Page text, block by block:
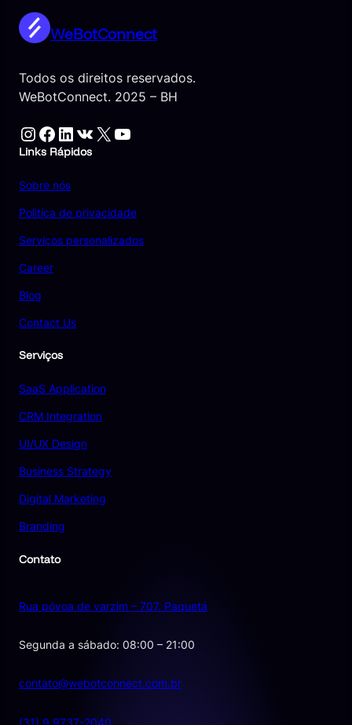
WeBotConnect
Todos os direitos reservados.
WeBotConnect. 2025 – BH
Links Rápidos
Sobre nós
Politica de privacidade
Serviços personalizados
Career
Blog
Contact Us
Serviços
SaaS Application
CRM Integration
UI/UX Design
Business Strategy
Digital Marketing
Branding
Contato
Rua póvoa de varzim – 707. Paquetá
Segunda a sábado: 08:00 – 21:00
contato@webotconnect.com.br
(31) 9 9737-2040